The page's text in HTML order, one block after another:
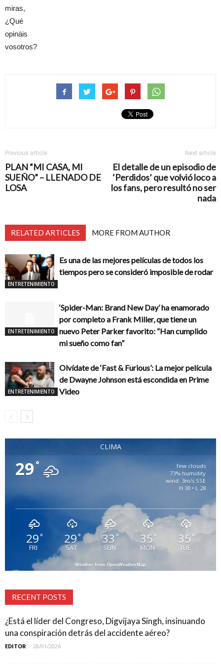
miras,
¿Qué
opináis
vosotros?
Previous article
PLAN “MI CASA, MI
SUEÑO” – LLENADO DE
LOSA
Next article
El detalle de un episodio de
‘Perdidos’ que volvió loco a
los fans, pero resultó no ser
nada
RELATED ARTICLES MORE FROM AUTHOR
ENTRETENIMIENTO
Es una de las mejores películas de todos los
tiempos pero se consideró imposible de rodar
ENTRETENIMIENTO
‘Spider-Man: Brand New Day’ ha enamorado
por completo a Frank Miller, que tiene un
nuevo Peter Parker favorito: “Han cumplido
mi sueño como fan”
ENTRETENIMIENTO
Olvídate de ‘Fast & Furious’: La mejor película
de Dwayne Johnson está escondida en Prime
Video
CLIMA
29°
few clouds
73% humidity
wind: 3m/s SSE
H 30 • L 28
29°
FRI
29°
SAT
33 °
SUN
35 °
MON
35 °
TUE
Weather from OpenWeatherMap
RECENT POSTS
¿Está el líder del Congreso, Digvijaya Singh, insinuando
una conspiración detrás del accidente aéreo?
EDITOR - 28/01/2026